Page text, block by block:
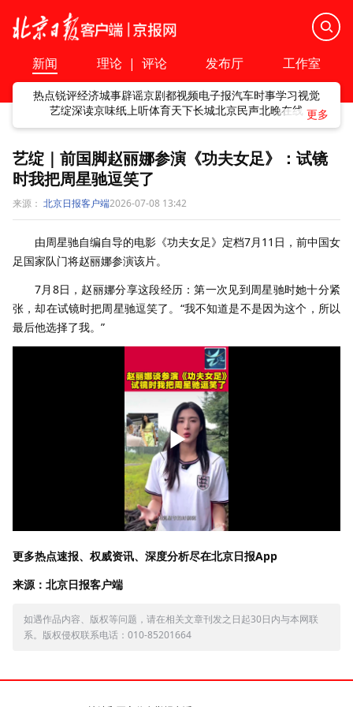
新闻 理论 | 评论 发布厅 工作室
热点锐评经济城事辟谣京剧都视频电子报汽车时事学习视觉
艺绽深读京味纸上听体育天下长城北京民声北晚在线
艺绽｜前国脚赵丽娜参演《功夫女足》：试镜
时我把周星驰逗笑了
来源： 北京日报客户端2026-07-08 13:42
由周星驰自编自导的电影《功夫女足》定档7月11日，前中国女
足国家队门将赵丽娜参演该片。
7月8日，赵丽娜分享这段经历：第一次见到周星驰时她十分紧
张，却在试镜时把周星驰逗笑了。“我不知道是不是因为这个，所以
最后他选择了我。”
更多热点速报、权威资讯、深度分析尽在北京日报App
来源：北京日报客户端
如遇作品内容、版权等问题，请在相关文章刊发之日起30日内与本网联
系。版权侵权联系电话：010-85201664